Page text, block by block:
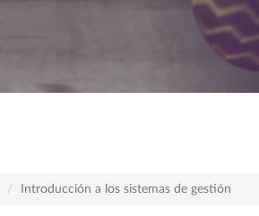
Introducción a los sistemas de gestión